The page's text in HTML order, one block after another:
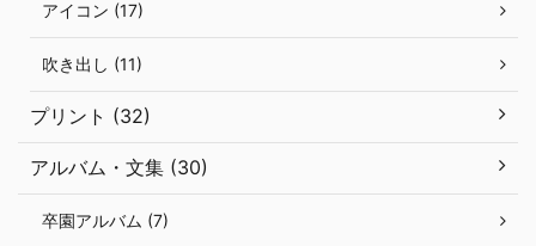
アイコン (17)
吹き出し (11)
プリント (32)
アルバム・文集 (30)
卒園アルバム (7)